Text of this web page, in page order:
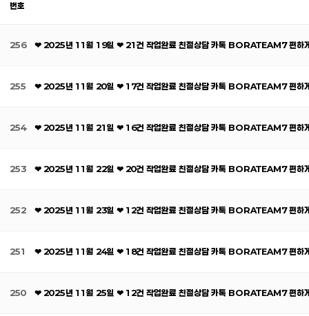
번호
256 ❤ 2025년 11월 19일 ❤ 21건 작업완료 친절상담 카톡 BORATEAM7 편하
255 ❤ 2025년 11월 20일 ❤ 17건 작업완료 친절상담 카톡 BORATEAM7 편하
254 ❤ 2025년 11월 21일 ❤ 16건 작업완료 친절상담 카톡 BORATEAM7 편하
253 ❤ 2025년 11월 22일 ❤ 20건 작업완료 친절상담 카톡 BORATEAM7 편하
252 ❤ 2025년 11월 23일 ❤ 12건 작업완료 친절상담 카톡 BORATEAM7 편하
251 ❤ 2025년 11월 24일 ❤ 18건 작업완료 친절상담 카톡 BORATEAM7 편하
250 ❤ 2025년 11월 25일 ❤ 12건 작업완료 친절상담 카톡 BORATEAM7 편하